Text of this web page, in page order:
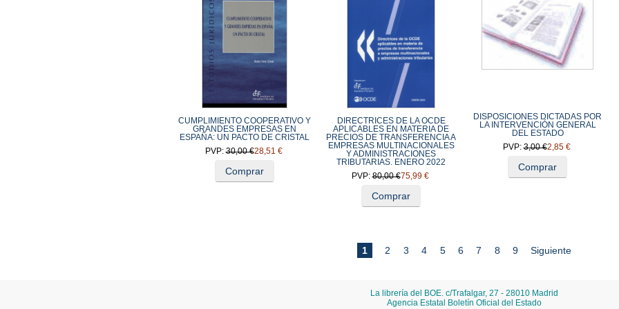
CUMPLIMIENTO COOPERATIVO Y
GRANDES EMPRESAS EN
ESPAÑA: UN PACTO DE CRISTAL
PVP:30,00 €28,51 €
Comprar
DIRECTRICES DE LA OCDE
APLICABLES EN MATERIA DE
PRECIOS DE TRANSFERENCIA A
EMPRESAS MULTINACIONALES
Y ADMINISTRACIONES
TRIBUTARIAS. ENERO 2022
PVP:80,00 €75,99 €
Comprar
DISPOSICIONES DICTADAS POR
LA INTERVENCIÓN GENERAL
DEL ESTADO
PVP:3,00 €2,85 €
Comprar
1 2 3 4 5 6 7 8 9 Siguiente
La librería del BOE. c/Trafalgar, 27 - 28010 Madrid
Agencia Estatal Boletín Oficial del Estado